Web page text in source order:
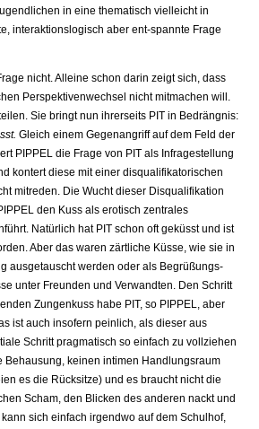
in eine thema­tisch vielleicht in
interaktionslogisch aber ent-spannte Frage
nicht. Alleine schon darin zeigt sich, dass
Perspektivenwechsel nicht mitmachen will.
Sie bringt nun ihrerseits PIT in Bedrängnis:
Gleich einem Gegenangriff auf dem Feld der
PIPPEL die Frage von PIT als Infragestellung
kontert diese mit einer disqualifikatorischen
mitreden. Die Wucht dieser Disqualifikation
den Kuss als erotisch zentrales
Natür­lich hat PIT schon oft geküsst und ist
Aber das waren zärt­liche Küsse, wie sie in
ausgetauscht werden oder als Begrüßungs-
unter Freunden und Verwandten. Den Schritt
Zungenkuss habe PIT, so PIPPEL, aber
ist auch insofern peinlich, als dieser aus
Schritt prag­matisch so einfach zu vollziehen
Behausung, keinen intimen Handlungsraum
es die Rücksitze) und es braucht nicht die
Scham, den Blicken des anderen nackt und
sich einfach irgendwo auf dem Schulhof,